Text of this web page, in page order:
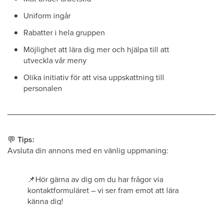
Uniform ingår
Rabatter i hela gruppen
Möjlighet att lära dig mer och hjälpa till att
utveckla vår meny
Olika initiativ för att visa uppskattning till
personalen
💬 Tips:
Avsluta din annons med en vänlig uppmaning:
📌Hör gärna av dig om du har frågor via
kontaktformuläret – vi ser fram emot att lära
känna dig!